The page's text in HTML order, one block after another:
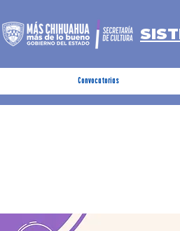
Convocatorias